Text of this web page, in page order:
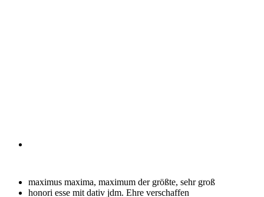
maximus maxima, maximum der größte, sehr groß
honori esse mit dativ jdm. Ehre verschaffen